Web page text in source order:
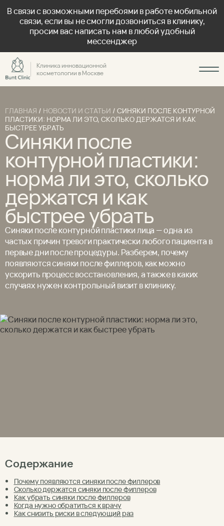
В связи с возможными перебоями в работе мобильной
связи, если вы не смогли дозвониться в клинику,
просим вас написать нам в любой удобный
мессенджер
Клиника инновационной
косметологии в Москве
ГЛАВНАЯ / НОВОСТИ И СТАТЬИ / СИНЯКИ ПОСЛЕ КОНТУРНОЙ
ПЛАСТИКИ: НОРМА ЛИ ЭТО, СКОЛЬКО ДЕРЖАТСЯ И КАК
БЫСТРЕЕ УБРАТЬ
Синяки после
контурной пластики:
норма ли это, сколько
держатся и как
быстрее убрать
Синяки после контурной пластики лица — одна из
частых причин тревоги практически любого пациента в
первые дни после процедуры. Разберем, почему
появляются синяки после филлеров, как можно
ускорить процесс восстановления, а также в каких
случаях нужен контрольный визит в клинику.
Содержание
Почему появляются синяки после филлеров
Сколько держатся синяки после филлеров
Как убрать синяки после филлеров
Когда нужно обратиться к врачу
Как снизить риски в следующий раз